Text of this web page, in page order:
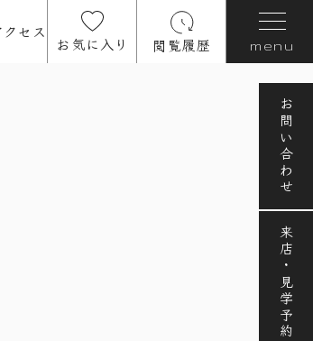
クセス
お気に入り 閲覧履歴 menu
お問い合わせ
来店・見学予約